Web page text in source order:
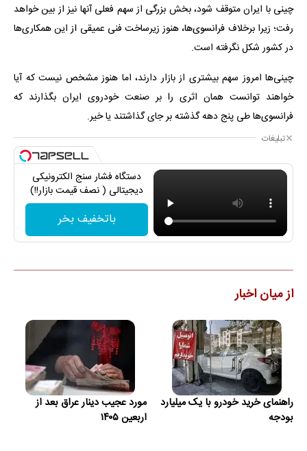
چینی با ایران متوقف شود، بخش بزرگی از سهم فعلی آنها نیز از بین خواهد
رفت؛ زیرا برخلاف فرانسوی‌ها، هنوز زیرساخت فنی عمیقی از این همکاری‌ها
در کشور شکل نگرفته است.
چینی‌ها امروز سهم بیشتری از بازار دارند، اما هنوز مشخص نیست که آیا
خواهند توانست همان اثری را بر صنعت خودروی ایران بگذارند که
فرانسوی‌ها طی پنج دهه گذشته بر جای گذاشتند یا خیر.
تبلیغات
دستگاه فشار سنج الکترونیکی
دیجیتالی ( نصف قیمت بازار!!)
باتخفیف بخر
از میان اخبار
راهنمای خرید خودرو با یک میلیارد
بودجه
مورد عجیب دینار عراق بعد از
اربعین ۱۴۰۵